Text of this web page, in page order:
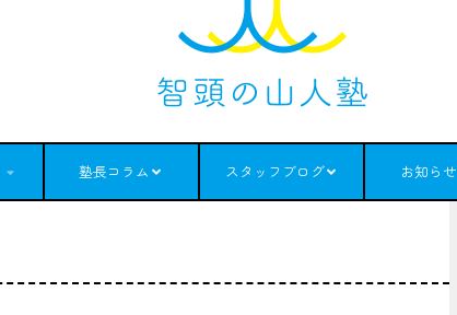
塾長コラム スタッフブログ お知らせ